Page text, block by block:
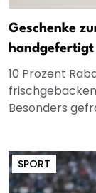
Geschenke
handgefertigt
10 Prozent
Besonders
SPORT